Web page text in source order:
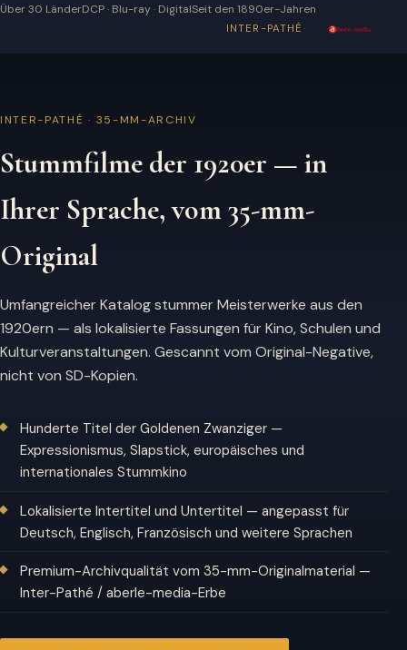
Über 30 LänderDCP · Blu-ray · DigitalSeit den 1890er-Jahren
INTER-PATHÉ ·
INTER-PATHÉ · 35-MM-ARCHIV
Stummfilme der 1920er — in
Ihrer Sprache, vom 35-mm-
Original
Umfangreicher Katalog stummer Meisterwerke aus den
1920ern — als lokalisierte Fassungen für Kino, Schulen und
Kulturveranstaltungen. Gescannt vom Original-Negative,
nicht von SD-Kopien.
Hunderte Titel der Goldenen Zwanziger —
Expressionismus, Slapstick, europäisches und
internationales Stummkino
Lokalisierte Intertitel und Untertitel — angepasst für
Deutsch, Englisch, Französisch und weitere Sprachen
Premium-Archivqualität vom 35-mm-Originalmaterial —
Inter-Pathé / aberle-media-Erbe